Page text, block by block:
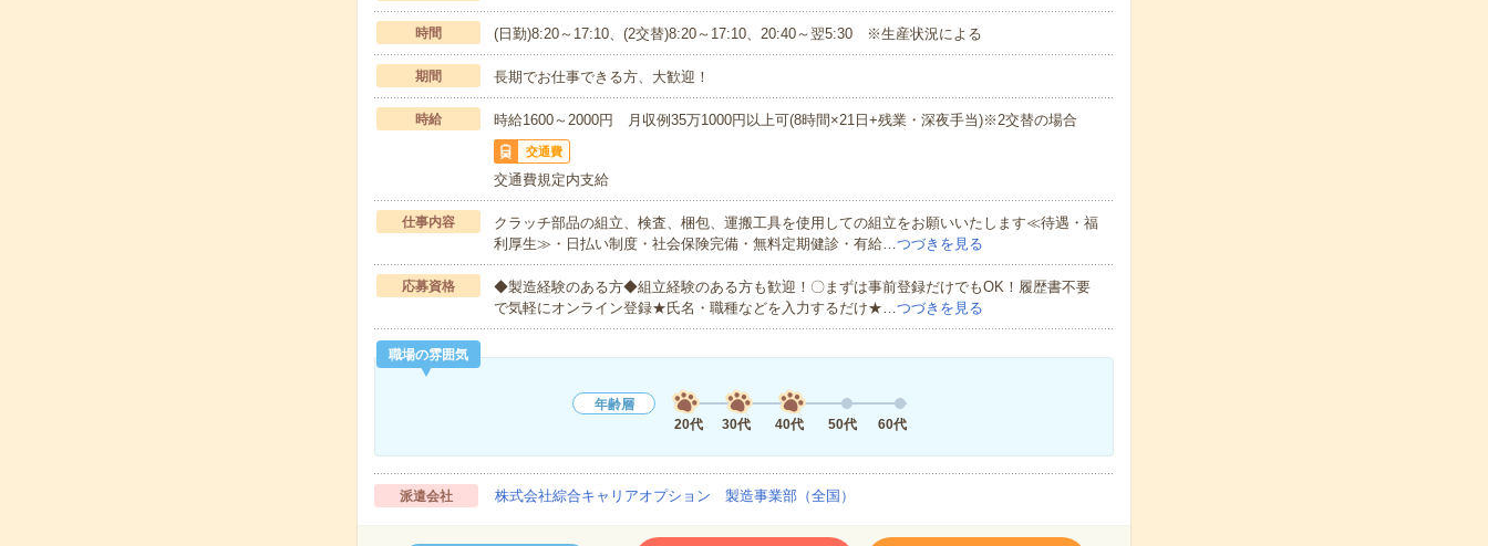
時間 (日勤)8:20～17:10、(2交替)8:20～17:10、20:40～翌5:30 ※生産状況による
期間 長期でお仕事できる方、大歓迎！
時給 時給1600～2000円 月収例35万1000円以上可(8時間×21日+残業・深夜手当)※2交替の場合
交通費
交通費規定内支給
仕事内容
クラッチ部品の組立、検査、梱包、運搬工具を使用しての組立をお願いいたします≪待遇・福
利厚生≫・日払い制度・社会保険完備・無料定期健診・有給…つづきを見る
応募資格
◆製造経験のある方◆組立経験のある方も歓迎！〇まずは事前登録だけでもOK！履歴書不要
で気軽にオンライン登録★氏名・職種などを入力するだけ★…つづきを見る
職場の雰囲気
年齢層
20代
30代 40代 50代 60代
派遣会社 株式会社綜合キャリアオプション 製造事業部（全国）